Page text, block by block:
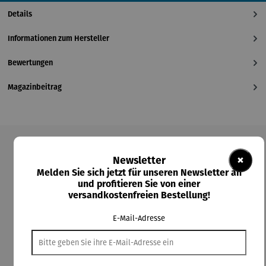
Details
Informationen zum Hersteller
Bewertungen
Magazinbeitrag
Kunden kauften auch
×
Newsletter
Melden Sie sich jetzt für unseren Newsletter an
und profitieren Sie von einer
versandkostenfreien Bestellung!
E-Mail-Adresse